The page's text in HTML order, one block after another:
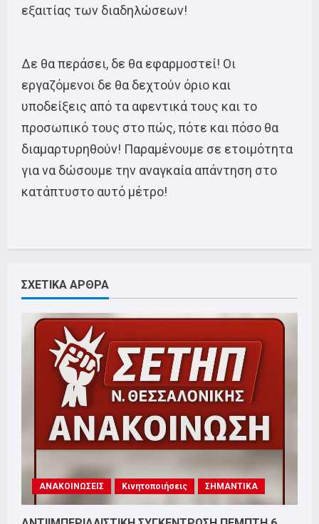
εξαιτίας των διαδηλώσεων!
Δε θα περάσει, δε θα εφαρμοστεί! Οι
εργαζόμενοι δε θα δεχτούν όριο και
υποδείξεις από τα αφεντικά τους και το
προσωπικό τους στο πώς, πότε και πόσο θα
διαμαρτυρηθούν! Παραμένουμε σε ετοιμότητα
για να δώσουμε την αναγκαία απάντηση στο
κατάπτυστο αυτό μέτρο!
ΣΧΕΤΙΚΑ ΑΡΘΡΑ
ΑΝΑΚΟΙΝΩΣΕΙΣ Κινητοποιήσεις ΣΗΜΑΝΤΙΚΑ